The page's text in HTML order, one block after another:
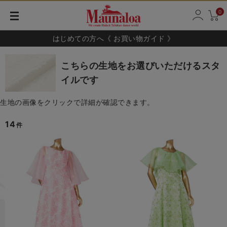
0
はじめての方へ《 お買い物ガイド 》
こちらの生地をお選びいただけるスタ
イルです
生地の画像をクリックで詳細が確認できます。
14 件